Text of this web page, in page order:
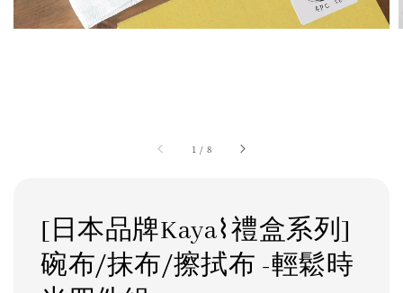
1 / 8
[日本品牌Kaya⌇禮盒系列]
碗布/抹布/擦拭布 -輕鬆時